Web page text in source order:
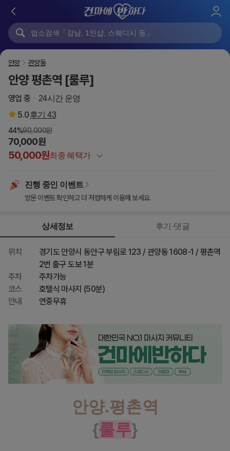
로
안양 관양동
안양 평촌역 [룰루]
영업 중 24시간 운영
5.0후기43
44%90,000원
70,000원
50,000원최종 혜택가
건마에반하다 특별할인
이벤트 할인
최종 혜택가 50,000원
진행 중인 이벤트
방문 이벤트 확인하고 더 저렴하게 이용해 보세요.
상세정보 후기·댓글
위치
경기도 안양시 동안구 부림로 123 / 관양동 1608-1 / 평촌역
2번 출구 도보 1분
주차
주차가능
코스
호텔식 마사지 (50분)
안내
연중무휴
안양.평촌역
{룰루}